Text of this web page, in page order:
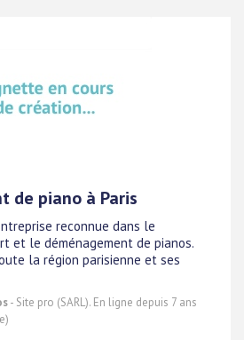
de piano à Paris
reconnue dans le
et le déménagement de pianos.
la région parisienne et ses
- Site pro (SARL). En ligne depuis 7 ans